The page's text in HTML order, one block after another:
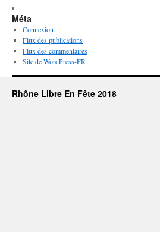
Méta
Connexion
Flux des publications
Flux des commentaires
Site de WordPress-FR
Rhône Libre En Fête 2018